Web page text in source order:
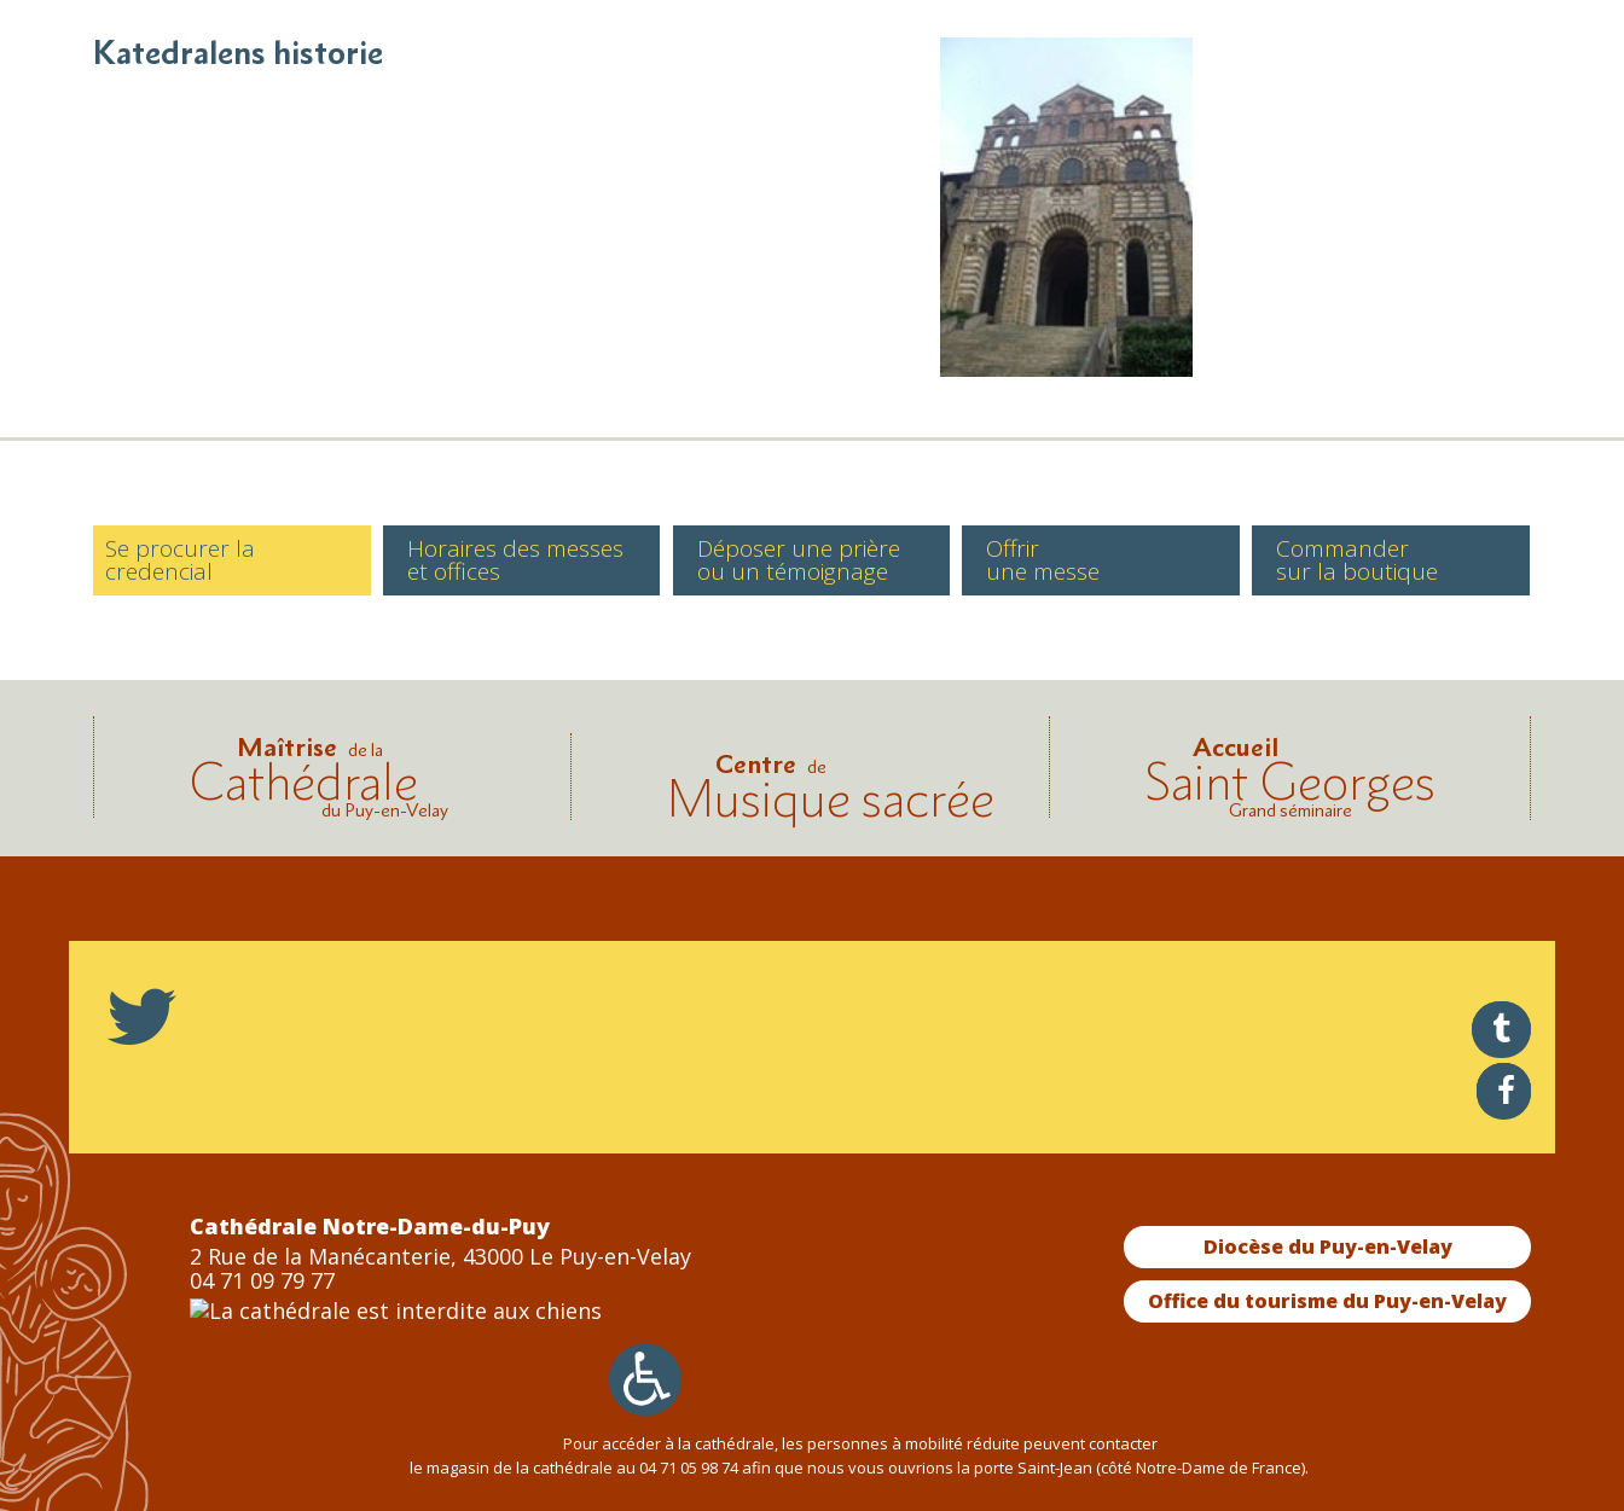
Katedralens historie
Se procurer la
credencial
Horaires des messes
et offices
Déposer une prière
ou un témoignage
Offrir
une messe
Commander
sur la boutique
Maîtrise de la
Cathédrale
du Puy-en-Velay
Centre de
Musique sacrée
Accueil
Saint Georges
Grand séminaire
twitter
facebook
Diocèse du Puy-en-Velay
Office du tourisme du Puy-en-Velay
Cathédrale Notre-Dame-du-Puy
2 Rue de la Manécanterie, 43000 Le Puy-en-Velay
04 71 09 79 77
Pour accéder à la cathédrale, les personnes à mobilité réduite peuvent contacter
le magasin de la cathédrale au 04 71 05 98 74afin que nous vous ouvrions la porte Saint-Jean (côté Notre-Dame de France).